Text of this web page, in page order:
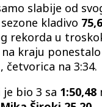
slabije od
kladivo
rekorda u
kraju
na 3:34.
je bio 3 sa 1:50,48